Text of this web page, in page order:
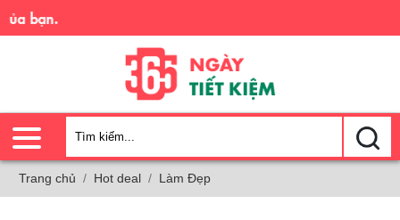
bạn.
Trang chủ Hot deal Làm Đẹp